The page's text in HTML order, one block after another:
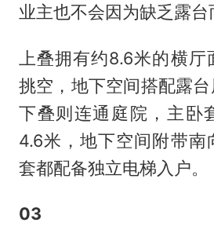
业主也不会因为缺乏露台
上叠拥有约8.6米的横
挑空，地下空间搭配露台
下叠则连通庭院，主卧
4.6米，地下空间附带南
套都配备独立电梯入户。
03